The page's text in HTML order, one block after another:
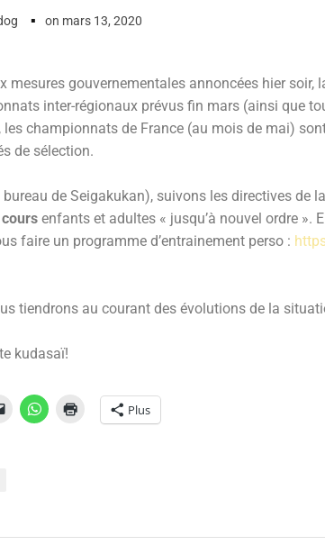
▪ on mars 13, 2020
mesures gouvernementales annoncées hier
inter-régionaux prévus fin mars (ainsi que
les championnats de France (au mois de mai)
de sélection.
bureau de Seigakukan), suivons les directives de
enfants et adultes « jusqu’à nouvel ordre ».
faire un programme d’entrainement perso :
tiendrons au courant des évolutions de la
kudasaï!
Plus